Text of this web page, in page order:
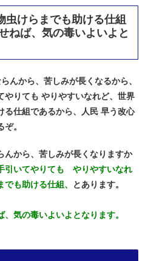
けらまでも助ける仕組
ねば、気の毒いよいよと
んから、苦しみが長くなるから、
やりても やりやすいなれど、世界
る仕組であるから、人民 早う改心
。
んから、苦しみが長くなりますか
引いてやりても やりやすいなれ
も助ける仕組、
とあります。
、気の毒いよいよとなります。